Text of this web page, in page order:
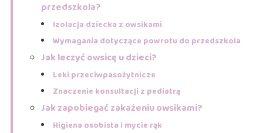
przedszkola?
Izolacja dziecka z owsikami
Wymagania dotyczące powrotu do przedszkola
Jak leczyć owsicę u dzieci?
Leki przeciwpasożytnicze
Znaczenie konsultacji z pediatrą
Jak zapobiegać zakażeniu owsikami?
Higiena osobista i mycie rąk